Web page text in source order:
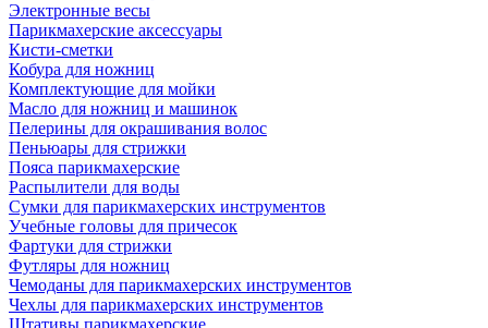
Электронные весы
Парикмахерские аксессуары
Кисти-сметки
Кобура для ножниц
Комплектующие для мойки
Масло для ножниц и машинок
Пелерины для окрашивания волос
Пеньюары для стрижки
Пояса парикмахерские
Распылители для воды
Сумки для парикмахерских инструментов
Учебные головы для причесок
Фартуки для стрижки
Футляры для ножниц
Чемоданы для парикмахерских инструментов
Чехлы для парикмахерских инструментов
Штативы парикмахерские